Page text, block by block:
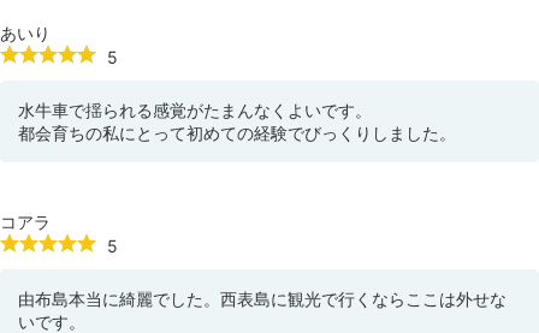
あいり
5
水牛車で揺られる感覚がたまんなくよいです。
都会育ちの私にとって初めての経験でびっくりしました。
コアラ
5
由布島本当に綺麗でした。西表島に観光で行くならここは外せな
いです。